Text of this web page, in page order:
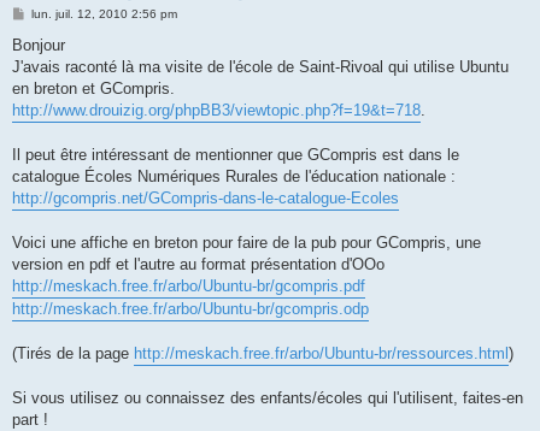
M
s
a
g
lun. juil. 12, 2010 2:56 pm
Bonjour
J'avais raconté là ma visite de l'école de Saint-Rivoal qui utilise Ubuntu
en breton et GCompris.
http://www.drouizig.org/phpBB3/viewtopic.php?f=19&t=718.
Il peut être intéressant de mentionner que GCompris est dans le
catalogue Écoles Numériques Rurales de l'éducation nationale :
http://gcompris.net/GCompris-dans-le-catalogue-Ecoles
Voici une affiche en breton pour faire de la pub pour GCompris, une
version en pdf et l'autre au format présentation d'OOo
http://meskach.free.fr/arbo/Ubuntu-br/gcompris.pdf
http://meskach.free.fr/arbo/Ubuntu-br/gcompris.odp
(Tirés de la page http://meskach.free.fr/arbo/Ubuntu-br/ressources.html )
Si vous utilisez ou connaissez des enfants/écoles qui l'utilisent, faites-en
part !